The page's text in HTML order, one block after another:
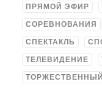
ПРЯМОЙ ЭФИР
СОРЕВНОВАНИЯ
СПЕКТАКЛЬ
ТЕЛЕВИДЕНИЕ